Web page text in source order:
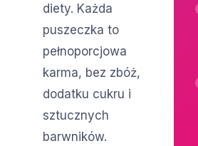
diety. Każda
puszeczka to
pełnoporcjowa
karma, bez zbóż,
dodatku cukru i
sztucznych
barwników.